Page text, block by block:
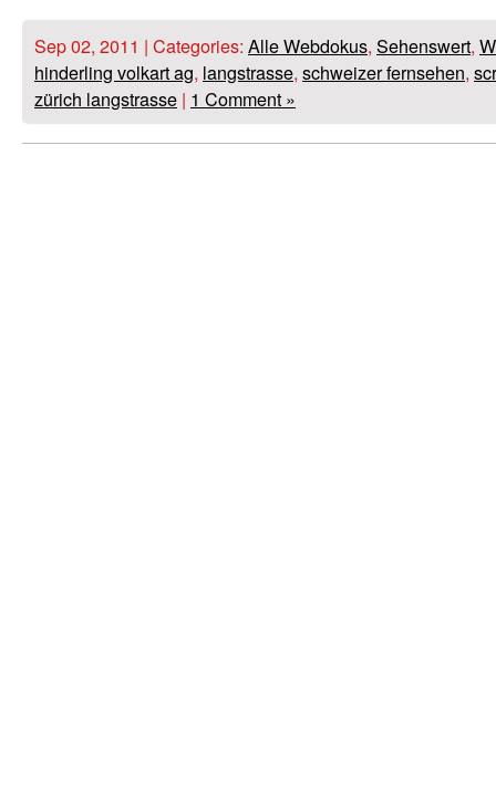
Sep 02, 2011 | Categories: Alle Webdokus, Sehenswert,
hinderling volkart ag, langstrasse, schweizer fernsehen,
zürich langstrasse | 1 Comment »